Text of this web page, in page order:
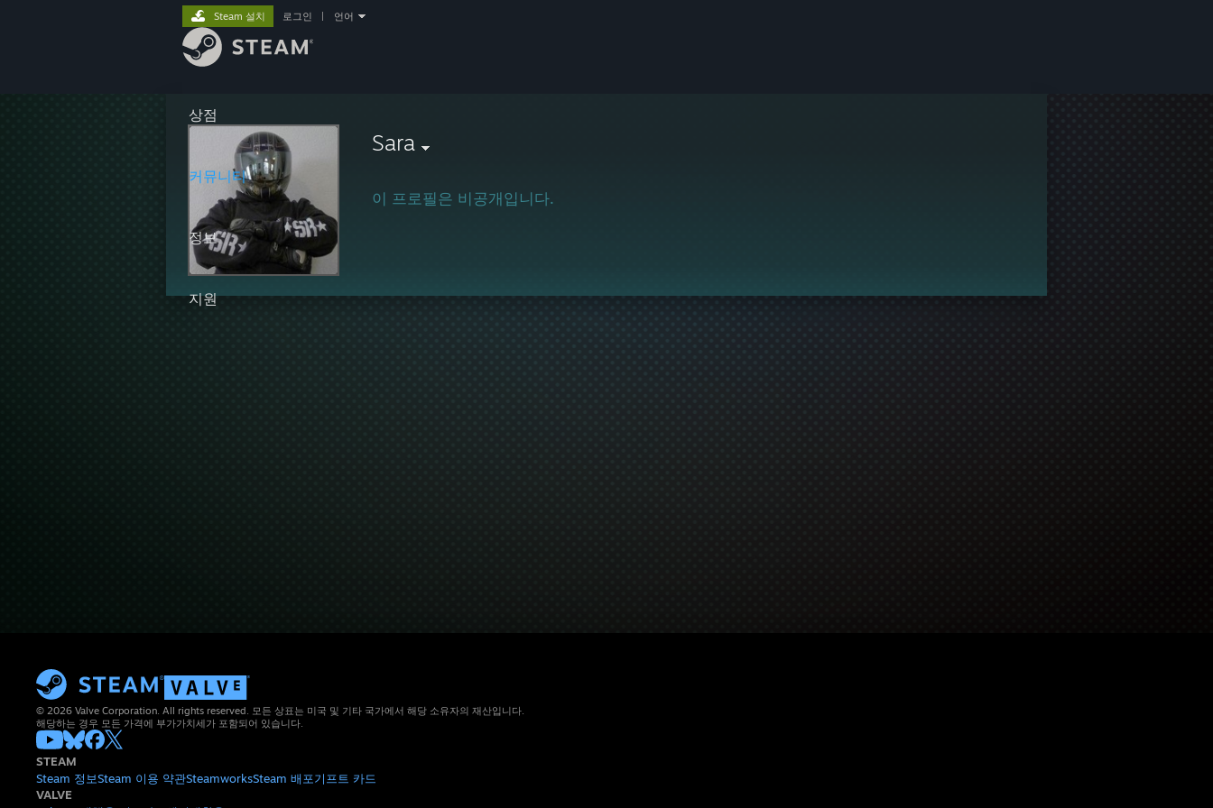
상점
커뮤니티
정보
지원
Steam 설치 로그인 언어
Sara
이 프로필은 비공개입니다.
© 2026 Valve Corporation. All rights reserved. 모든 상표는 미국 및 기타 국가에서 해당 소유자의 재산입니다.
해당하는 경우 모든 가격에 부가가치세가 포함되어 있습니다.
STEAM
Steam 정보Steam 이용 약관SteamworksSteam 배포기프트 카드
VALVE